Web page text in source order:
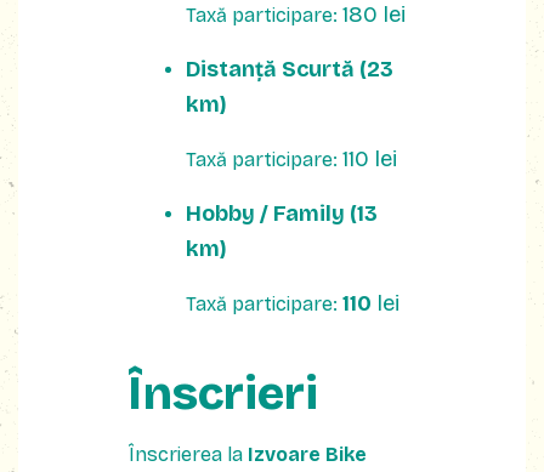
Taxă participare: 180 lei
Distanță Scurtă (23
km)
Taxă participare: 110 lei
Hobby / Family (13
km)
Taxă participare: 110 lei
Înscrieri
Înscrierea la Izvoare Bike